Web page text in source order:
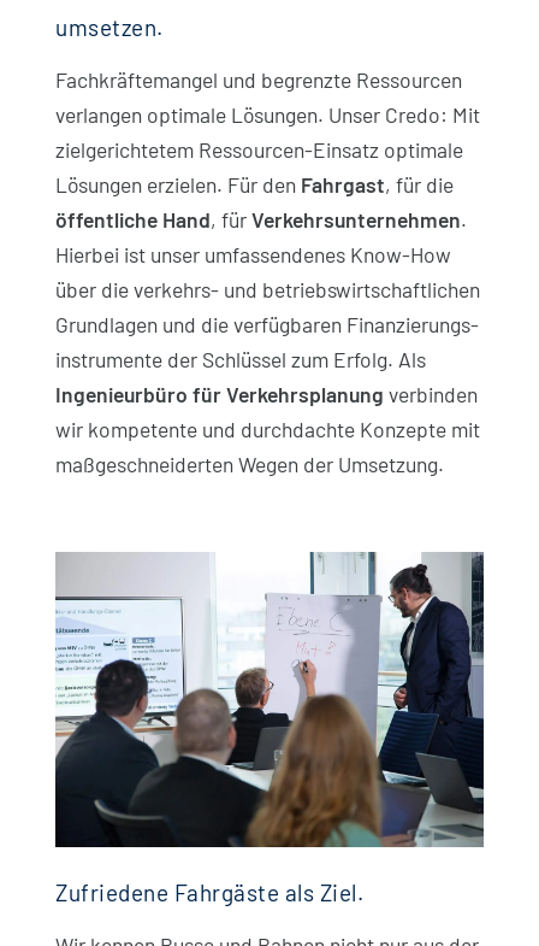
umsetzen.
Fachkräfte­mangel und begrenzte Ressourcen
verlangen optimale Lösungen. Unser Credo: Mit
ziel­gerichtetem Ressourcen-Einsatz optimale
Lösungen erzielen. Für den Fahrgast, für die
öffentliche Hand, fürVerkehrsunternehmen.
Hierbei ist unser umfassendenes Know-How
über die verkehrs- und betriebswirtschaftlichen
Grundlagen und die verfügbaren Finanzierungs­
instrumente der Schlüssel zum Erfolg. Als
Ingenieurbüro für Verkehrs­planung verbinden
wir kompetente und durch­dachte Konzepte mit
maß­geschneiderten Wegen der Umsetzung.
Zufriedene Fahrgäste als Ziel.